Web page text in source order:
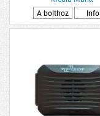
A bolthoz
Info